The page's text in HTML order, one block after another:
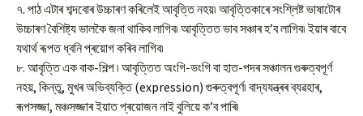
৭. পাঠ এটাৰ শব্দবোৰ উচ্চাৰণ কৰিলেই আবৃত্তি নহয়৷ আবৃত্তিকাৰে সংশ্লিষ্ট ভাষাটোৰ
উচ্চাৰণ বৈশিষ্ট্য ভালকৈ জনা থাকিব লাগিব৷ আবৃত্তিত ভাব সঞ্চাৰ হ’ব লাগিব৷ ইয়াৰ বাবে
যথাৰ্থ ৰূপত ধ্বনি প্ৰয়োগ কৰিব লাগিব৷
৮. আবৃত্তি এক বাক-শিল্প ৷ আবৃত্তিত অংগি-ভংগি বা হাত-পদৰ সঞ্চালন গুৰুত্বপূৰ্ণ
নহয়, কিন্তু, মুখৰ অভিব্যক্তি (expression) গুৰুত্বপূৰ্ণ৷ বাদ্যযন্ত্ৰৰ ব্যৱহাৰ,
ৰূপসজ্জা, মঞ্চসজ্জাৰ ইয়াত প্ৰয়োজন নাই বুলিয়ে ক’ব পাৰি৷